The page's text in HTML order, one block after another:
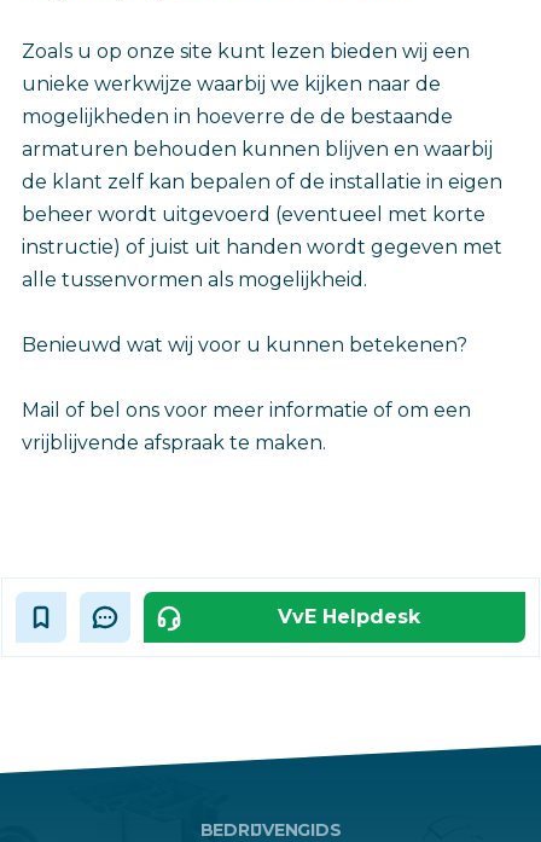
Zoals u op onze site kunt lezen bieden wij een
unieke werkwijze waarbij we kijken naar de
mogelijkheden in hoeverre de de bestaande
armaturen behouden kunnen blijven en waarbij
de klant zelf kan bepalen of de installatie in eigen
beheer wordt uitgevoerd (eventueel met korte
instructie) of juist uit handen wordt gegeven met
alle tussenvormen als mogelijkheid.
Benieuwd wat wij voor u kunnen betekenen?
Mail of bel ons voor meer informatie of om een
vrijblijvende afspraak te maken.
VvE Helpdesk
BEDRIJVENGIDS